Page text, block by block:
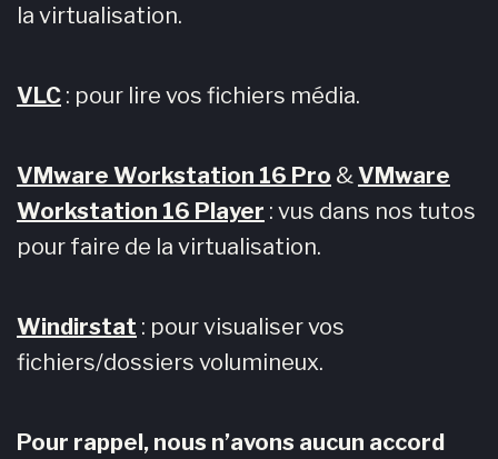
la virtualisation.
VLC : pour lire vos fichiers média.
VMware Workstation 16 Pro &VMware
Workstation 16 Player : vus dans nos tutos
pour faire de la virtualisation.
Windirstat : pour visualiser vos
fichiers/dossiers volumineux.
Pour rappel, nous n’avons aucun accord